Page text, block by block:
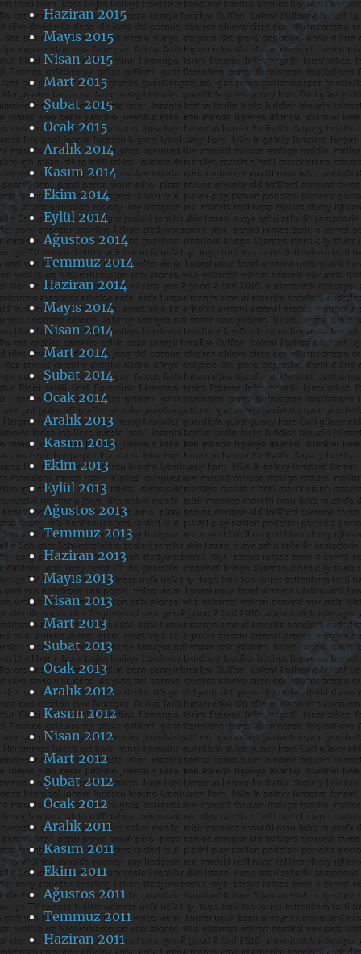
Haziran 2015
Mayıs 2015
Nisan 2015
Mart 2015
Şubat 2015
Ocak 2015
Aralık 2014
Kasım 2014
Ekim 2014
Eylül 2014
Ağustos 2014
Temmuz 2014
Haziran 2014
Mayıs 2014
Nisan 2014
Mart 2014
Şubat 2014
Ocak 2014
Aralık 2013
Kasım 2013
Ekim 2013
Eylül 2013
Ağustos 2013
Temmuz 2013
Haziran 2013
Mayıs 2013
Nisan 2013
Mart 2013
Şubat 2013
Ocak 2013
Aralık 2012
Kasım 2012
Nisan 2012
Mart 2012
Şubat 2012
Ocak 2012
Aralık 2011
Kasım 2011
Ekim 2011
Ağustos 2011
Temmuz 2011
Haziran 2011